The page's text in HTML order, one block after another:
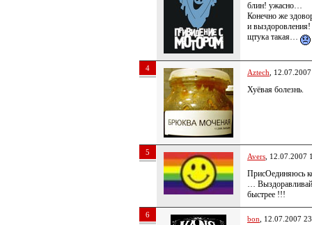
блин! ужасно…
Конечно же
и выздоровления!
щтука такая…
4 Aztech ,
Хуёвая болезнь.
5 Avers , 12.07.2007
ПрисОединяюсь
… Выздоравливай
быстрее !!!
6 bon , 12.07.2007